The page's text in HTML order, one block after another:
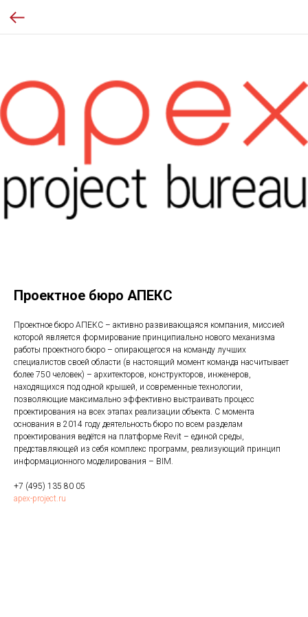
Проектное бюро АПЕКС
Проектное бюро АПЕКС – активно развивающаяся компания, миссией
которой является формирование принципиально нового механизма
работы проектного бюро – опирающегося на команду лучших
специалистов своей области (в настоящий момент команда насчитывает
более 750 человек) – архитекторов, конструкторов, инженеров,
находящихся под одной крышей, и современные технологии,
позволяющие максимально эффективно выстраивать процесс
проектирования на всех этапах реализации объекта. С момента
основания в 2014 году деятельность бюро по всем разделам
проектирования ведётся на платформе Revit – единой среды,
представляющей из себя комплекс программ, реализующий принцип
информационного моделирования – BIM.
+7 (495) 135 80 05
apex-project.ru